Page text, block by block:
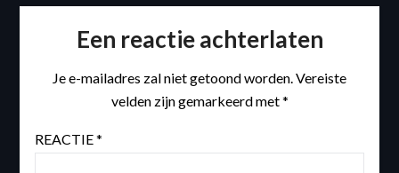
Een reactie achterlaten
Je e-mailadres zal niet getoond worden.Vereiste
velden zijn gemarkeerd met*
REACTIE*